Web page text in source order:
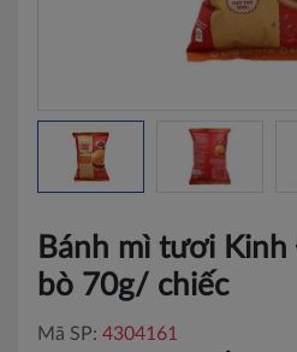
Bánh mì tươi
bò 70g/ chiếc
Mã SP: 4304161